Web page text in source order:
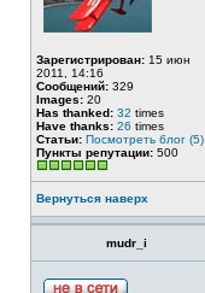
Зарегистрирован: 15 июн
2011, 14:16
Сообщений: 329
Images: 20
Has thanked: 32 times
Have thanks: 26 times
Статьи: Посмотреть блог (5)
Пункты репутации: 500
Вернуться наверх
mudr_i